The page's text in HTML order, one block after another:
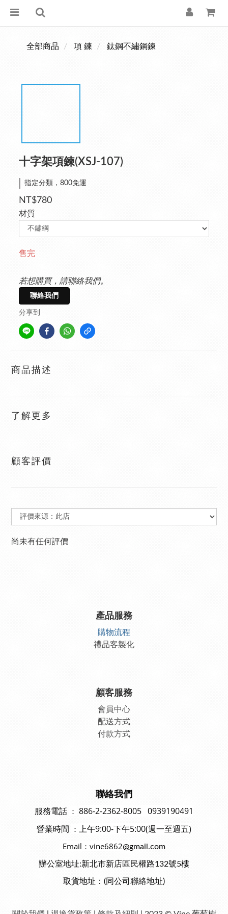
全部商品 項 鍊 鈦鋼不繡鋼鍊
十字架項鍊(XSJ-107)
指定分類，800免運
NT$780
材質
售完
若想購買，請聯絡我們。
聯絡我們
分享到
商品描述
了解更多
顧客評價
尚未有任何評價
產品服務
購物流程
禮品客製化
顧客服務
會員中心
配送方式
付款方式
聯絡我們
服務電話 ： 886-2-2362-8005 0939190491
營業時間 ： 上午9:00-下午5:00(週一至週五)
Email：vine6862@gmail.com
辦公室地址:新北市新店區民權路132號5樓
取貨地址：(同公司聯絡地址)